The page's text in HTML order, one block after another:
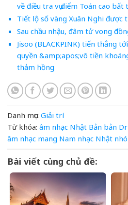
về điều tra vụ điểm Toán cao bất
Tiết lộ số vàng Xuân Nghi được
Sau chầu nhậu, đâm tử vong
Jisoo (BLACKPINK) tiến thẳng
quyền &amp;apos;vô tiền
thảm hồng
Danh mục: Giải trí
Từ khóa: âm nhạc Nhật Bản bản
âm nhạc mang Nam nhạc Nhật
Bài viết cùng chủ đề: